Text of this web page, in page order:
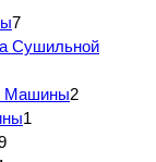
7
Сушильной
Машины2
1